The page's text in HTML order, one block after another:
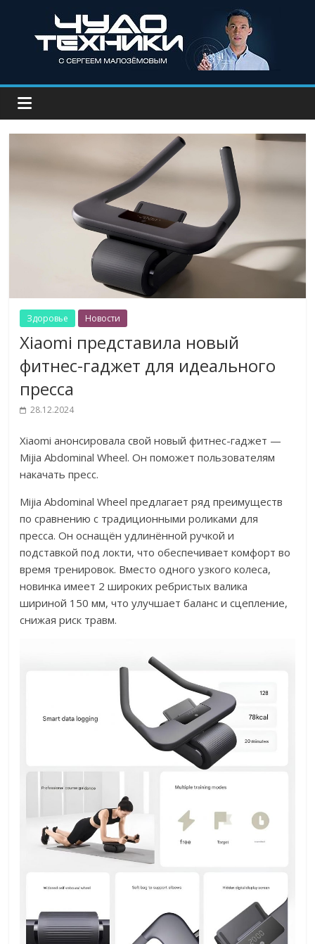
Здоровье Новости
Xiaomi представила новый
фитнес-гаджет для идеального
пресса
28.12.2024
Xiaomi анонсировала свой новый фитнес-гаджет —
Mijia Abdominal Wheel. Он поможет пользователям
накачать пресс.
Mijia Abdominal Wheel предлагает ряд преимуществ
по сравнению с традиционными роликами для
пресса. Он оснащён удлинённой ручкой и
подставкой под локти, что обеспечивает комфорт во
время тренировок. Вместо одного узкого колеса,
новинка имеет 2 широких ребристых валика
шириной 150 мм, что улучшает баланс и сцепление,
снижая риск травм.